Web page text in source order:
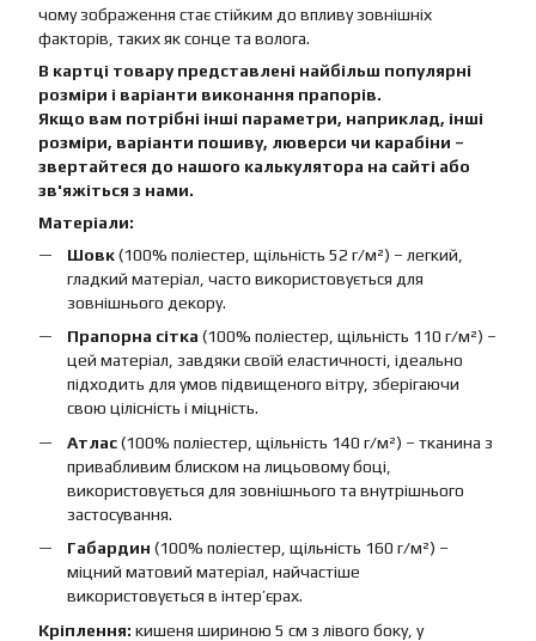
чому зображення стає стійким до впливу зовнішніх
факторів, таких як сонце та волога.
В картці товару представлені найбільш популярні
розміри і варіанти виконання прапорів.
Якщо вам потрібні інші параметри, наприклад, інші
розміри, варіанти пошиву, люверси чи карабіни –
звертайтеся до нашого калькулятора на сайті або
зв'яжіться з нами.
Матеріали:
Шовк(100% поліестер, щільність 52 г/м²) – легкий,
гладкий матеріал, часто використовується для
зовнішнього декору.
Прапорна сітка (100% поліестер, щільність 110 г/м²) –
цей матеріал, завдяки своїй еластичності, ідеально
підходить для умов підвищеного вітру, зберігаючи
свою цілісність і міцність.
Атлас(100% поліестер, щільність 140 г/м²) – тканина з
привабливим блиском на лицьовому боці,
використовується для зовнішнього та внутрішнього
застосування.
Габардин (100% поліестер, щільність 160 г/м²) –
міцний матовий матеріал, найчастіше
використовується в інтер’єрах.
Кріплення: кишеня шириною 5 см з лівого боку, у